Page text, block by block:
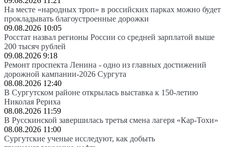
На месте «народных троп» в российских парках можно будет
прокладывать благоустроенные дорожки
09.08.2026 10:05
Росстат назвал регионы России со средней зарплатой выше
200 тысяч рублей
09.08.2026 9:18
Ремонт проспекта Ленина - одно из главных достижений
дорожной кампании-2026 Сургута
08.08.2026 12:40
В Сургутском районе открылась выставка к 150-летию
Николая Рериха
08.08.2026 11:59
В Русскинской завершилась третья смена лагеря «Кар-Тохи»
08.08.2026 11:00
Сургутские ученые исследуют, как добыть